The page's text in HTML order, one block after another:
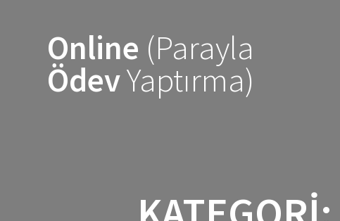
Online (Parayla
ÖdevYaptırma)